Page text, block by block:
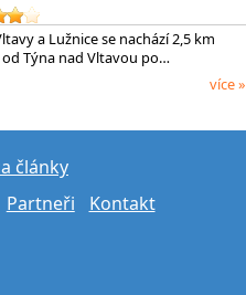
a Lužnice se nachází 2,5 km
Týna nad Vltavou po…
více »
články
Partneři Kontakt